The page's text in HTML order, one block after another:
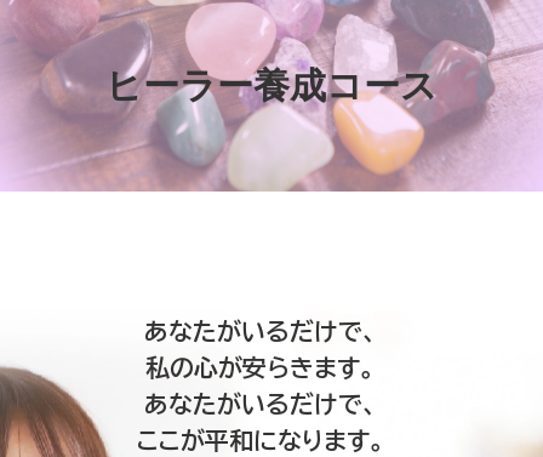
ヒーラー養成コース
あなたがいるだけで、
私の心が安らきます。
あなたがいるだけで、
ここが平和になります。